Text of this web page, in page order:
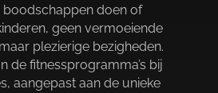
boodschappen doen of
geen vermoeiende
plezierige bezigheden.​
de fitnessprogramma’s bij
aangepast aan de unieke